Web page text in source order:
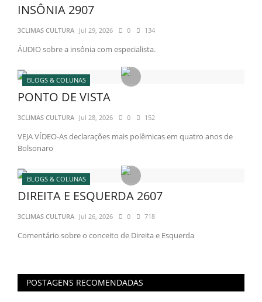
INSÔNIA 2907
3CLIMAS CULTURA Jul 29, 2026 0 134
ÁUDIO sobre a insônia com especialista.
BLOGS & COLUNAS
PONTO DE VISTA
3CLIMAS CULTURA Jul 28, 2026 0 152
VEJA VÍDEO-As declarações mais polêmicas em quatro anos de
Bolsonaro
BLOGS & COLUNAS
DIREITA E ESQUERDA 2607
3CLIMAS CULTURA Jul 26, 2026 0 718
Comentário sobre o conceito de Direita e Esquerda
POSTAGENS RECOMENDADAS